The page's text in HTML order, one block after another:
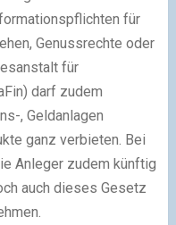
für
Genussrechte oder
für
darf zudem
, Geldanlagen
ganz verbieten. Bei
Anleger zudem künftig
auch dieses Gesetz